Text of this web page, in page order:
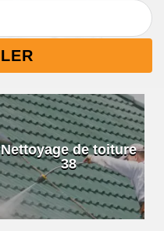
Nettoyage de toiture
38